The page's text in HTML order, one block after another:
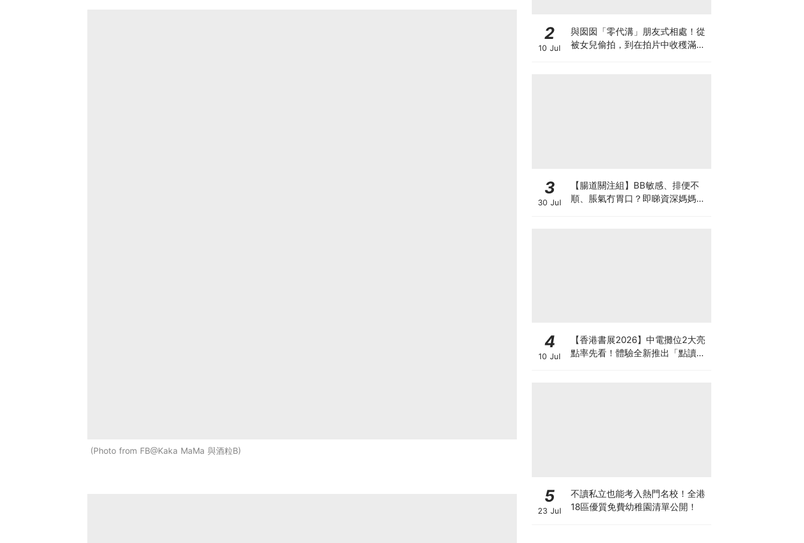
Photo from FB@Kaka MaMa 與酒粒B
2
10 Jul
與囡囡「零代溝」朋友式相處！從
被女兒偷拍，到在拍片中收穫滿足
3
30 Jul
【腸道關注組】BB敏感、排便不
順、脹氣冇胃口？即睇資深媽媽分
4
10 Jul
【香港書展2026】中電攤位2大亮
點率先看！體驗全新推出「點讀故
5
23 Jul
不讀私立也能考入熱門名校！全港
18區優質免費幼稚園清單公開！